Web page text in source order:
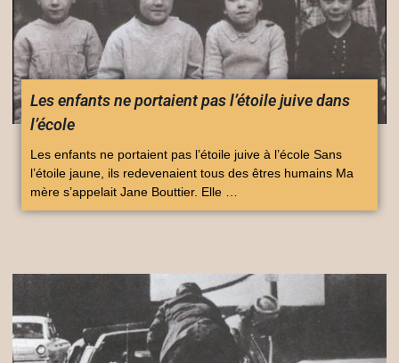
Les enfants ne portaient pas l’étoile juive dans
l’école
Les enfants ne portaient pas l’étoile juive à l’école Sans
l’étoile jaune, ils redevenaient tous des êtres humains Ma
mère s’appelait Jane Bouttier. Elle …